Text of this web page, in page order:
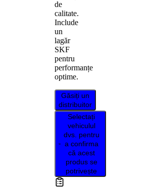
de
calitate.
Include
un
lagăr
SKF
pentru
performanțe
optime.
Găsiți un
distribuitor
Selectați
vehiculul
dvs. pentru
a confirma
că acest
produs se
potrivește